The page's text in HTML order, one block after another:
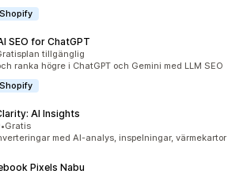
SEO for ChatGPT
totalt
tillgänglig
ranka högre i ChatGPT och Gemini med LLM SEO
AI Insights
totalt
•Gratis
med AI-analys, inspelningar, värmekartor
Pixels Nabu